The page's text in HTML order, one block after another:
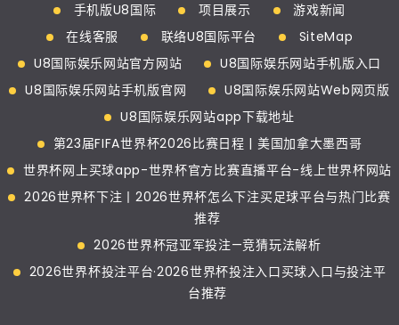
手机版U8国际 项目展示
游戏新闻
在线客服
联络U8国际平台
SiteMap
U8国际娱乐网站官方网站
U8国际娱乐网站手机版入口
U8国际娱乐网站手机版官网
U8国际娱乐网站Web网页版
U8国际娱乐网站app下载地址
第23届FIFA世界杯2026比赛日程 | 美国加拿大墨西哥
世界杯网上买球app-世界杯官方比赛直播平台-线上世界杯网站
2026世界杯下注丨2026世界杯怎么下注买足球平台与热门比赛
推荐
2026世界杯冠亚军投注—竞猜玩法解析
2026世界杯投注平台·2026世界杯投注入口买球入口与投注平
台推荐